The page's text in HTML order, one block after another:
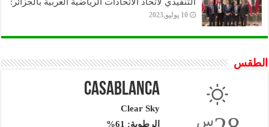
10 يوليو,2023
الطقس
س
Casablanca
Clear Sky
الرطوبة: 61%